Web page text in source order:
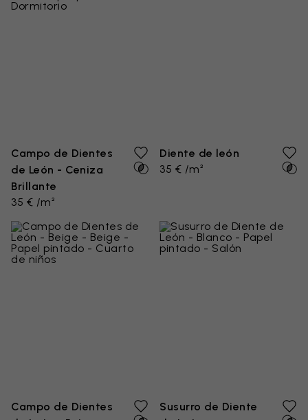
Campo de Dientes
de León - Ceniza
Brillante
35 € /m²
Diente de león
35 € /m²
Campo de Dientes
Susurro de Diente